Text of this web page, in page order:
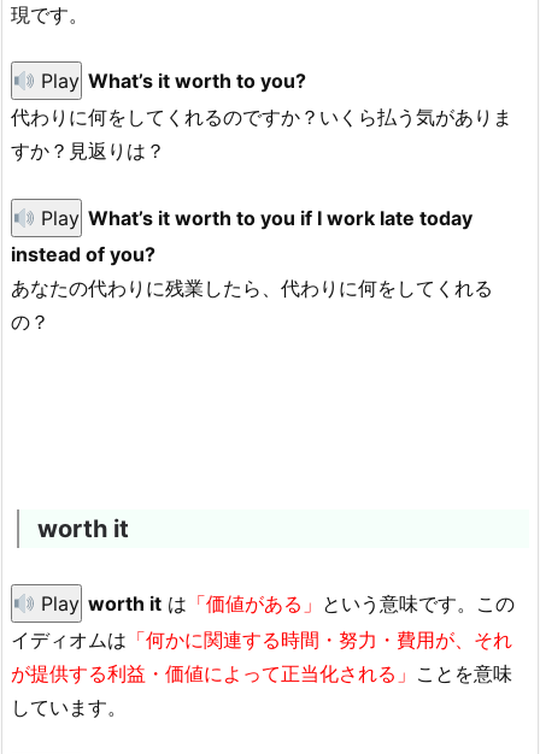
現です。
Play What’s it worth to you?
代わりに何をしてくれるのですか？いくら払う気がありま
すか？見返りは？
Play What’s it worth to you if I work late today
instead of you?
あなたの代わりに残業したら、代わりに何をしてくれる
の？
worth it
Play worth it は 「価値がある」 という意味です。この
イディオムは 「何かに関連する時間・努力・費用が、それ
が提供する利益・価値によって正当化される」 ことを意味
しています。